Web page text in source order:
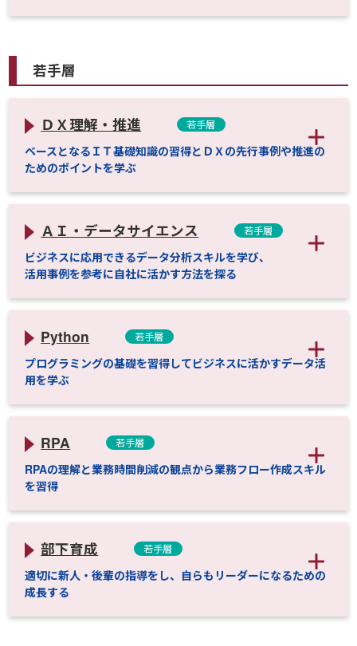
若手層
ＤＸ理解・推進 若手層
ベースとなるＩＴ基礎知識の習得とＤＸの先行事例や推進の
ためのポイントを学ぶ
ＡＩ・データサイエンス 若手層
ビジネスに応用できるデータ分析スキルを学び、
活用事例を参考に自社に活かす方法を探る
Python 若手層
プログラミングの基礎を習得してビジネスに活かすデータ活
用を学ぶ
RPA 若手層
RPAの理解と業務時間削減の観点から業務フロー作成スキル
を習得
部下育成 若手層
適切に新人・後輩の指導をし、自らもリーダーになるための
成長する